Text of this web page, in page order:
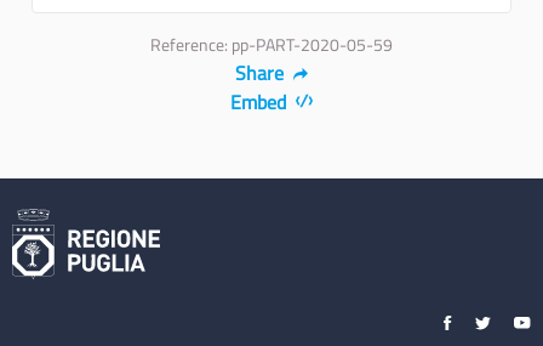
Reference: pp-PART-2020-05-59
Share
Embed